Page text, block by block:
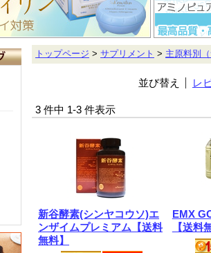
トップページ > サプリメント > 主原料別
並び替え レ
3 件中 1-3 件表示
新谷酵素(シンヤコウソ)エ
ンザイムプレミアム【送料
無料】
EMX
【送料